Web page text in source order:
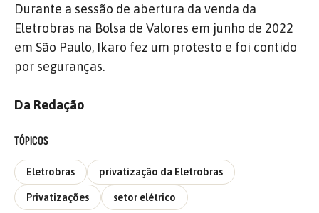
Durante a sessão de abertura da venda da
Eletrobras na Bolsa de Valores em junho de 2022
em São Paulo, Ikaro fez um protesto e foi contido
por seguranças.
Da Redação
TÓPICOS
Eletrobras privatização da Eletrobras
Privatizações setor elétrico